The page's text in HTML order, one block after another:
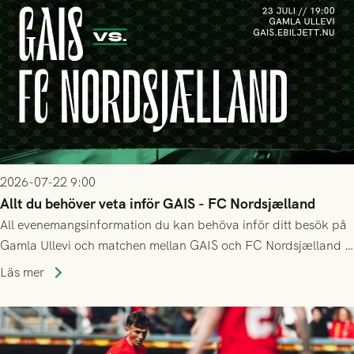
2026-07-22 9:00
Allt du behöver veta inför GAIS - FC Nordsjælland
All evenemangsinformation du kan behöva inför ditt besök på
Gamla Ullevi och matchen mellan GAIS och FC Nordsjælland i
kvalet till Conference League! Avspark kl 19.00 på torsdag
Läs mer